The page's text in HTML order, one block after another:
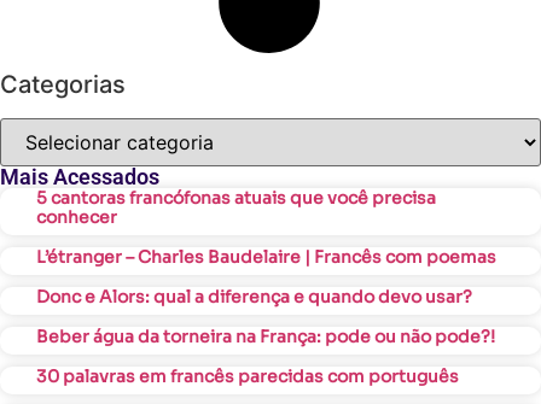
Categorias
Mais Acessados
5 cantoras francófonas atuais que você precisa
conhecer
L’étranger – Charles Baudelaire | Francês com poemas
Donc e Alors: qual a diferença e quando devo usar?
Beber água da torneira na França: pode ou não pode?!
30 palavras em francês parecidas com português